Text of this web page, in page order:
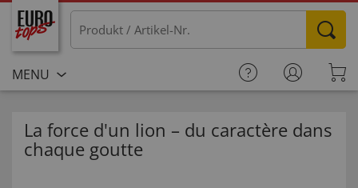
MENU
La force d'un lion – du caractère dans
chaque goutte